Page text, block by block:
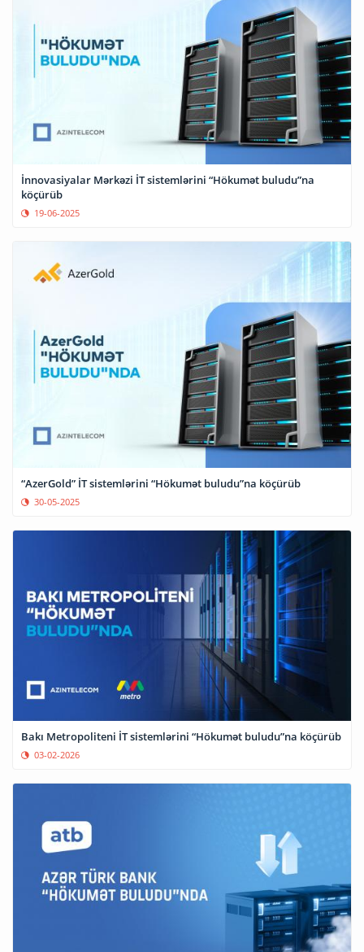
İnnovasiyalar Mərkəzi İT sistemlərini “Hökumət buludu”na
köçürüb
19-06-2025
“AzerGold” İT sistemlərini “Hökumət buludu”na köçürüb
30-05-2025
Bakı Metropoliteni İT sistemlərini “Hökumət buludu”na köçürüb
03-02-2026